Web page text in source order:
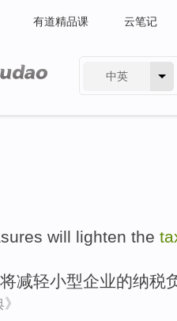
有道精品课 云笔记
中英
will lighten the
将减轻小型企业的纳税